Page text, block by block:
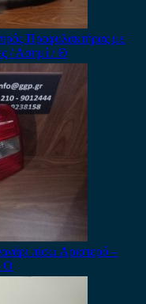
Προφυλακτήρας με
/ Ασημί / Θ
πίσω Αριστερό –
Ο